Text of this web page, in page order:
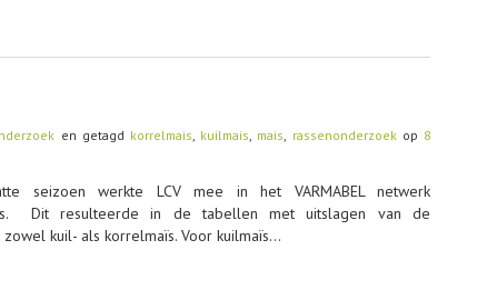
en getagd korrelmais, kuilmais, mais, rassenonderzoekop 8
seizoen werkte LCV mee in het VARMABEL netwerk
Dit resulteerde in de tabellen met uitslagen van de
kuil- als korrelmaïs. Voor kuilmaïs…